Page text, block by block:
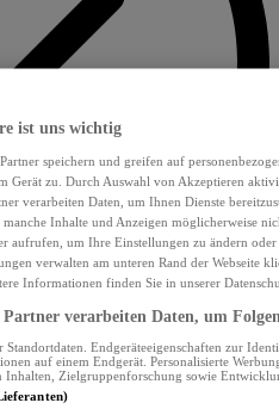
ist uns wichtig
speichern und greifen auf
Gerät zu. Durch Auswahl von Akzeptieren
verarbeiten Daten, um Ihnen Dienste
Inhalte und Anzeigen möglicherweise
aufrufen, um Ihre Einstellungen zu ändern
verwalten am unteren Rand der Webseite
Informationen finden Sie in unserer
verarbeiten Daten, um
Standortdaten. Endgeräteeigenschaften zur
auf einem Endgerät. Personalisierte
Inhalten, Zielgruppenforschung sowie